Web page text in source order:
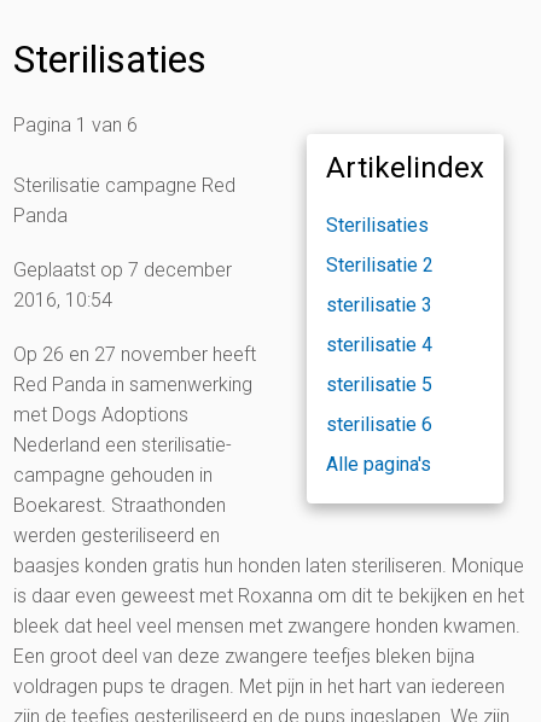
Sterilisaties
Artikelindex
Sterilisaties
Sterilisatie 2
sterilisatie 3
sterilisatie 4
sterilisatie 5
sterilisatie 6
Alle pagina's
Pagina 1 van 6
Sterilisatie campagne Red
Panda
Geplaatst op 7 december
2016, 10:54
Op 26 en 27 november heeft
Red Panda in samenwerking
met Dogs Adoptions
Nederland een sterilisatie-
campagne gehouden in
Boekarest. Straathonden
werden gesteriliseerd en
baasjes konden gratis hun honden laten steriliseren. Monique
is daar even geweest met Roxanna om dit te bekijken en het
bleek dat heel veel mensen met zwangere honden kwamen.
Een groot deel van deze zwangere teefjes bleken bijna
voldragen pups te dragen. Met pijn in het hart van iedereen
zijn de teefjes gesteriliseerd en de pups ingeslapen. We zijn